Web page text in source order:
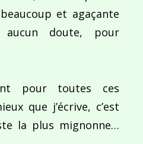
et agaçante
aucun doute, pour
pour toutes ces
que j’écrive, c’est
la plus mignonne…